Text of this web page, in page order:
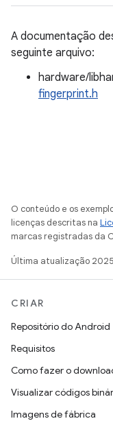
A documentação
seguinte arquivo:
hardware/
fingerprint.h
O conteúdo e os
licenças descritas na
marcas registradas da
Última atualização
CRIAR
Repositório do Android
Requisitos
Como fazer o
Visualizar códigos
Imagens de fábrica